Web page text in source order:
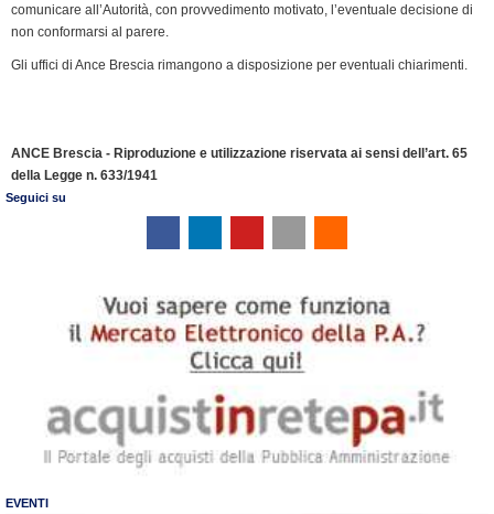
comunicare all’Autorità, con provvedimento motivato, l’eventuale decisione di
non conformarsi al parere.
Gli uffici di Ance Brescia rimangono a disposizione per eventuali chiarimenti.
ANCE Brescia - Riproduzione e utilizzazione riservata ai sensi dell’art. 65
della Legge n. 633/1941
Seguici su
EVENTI